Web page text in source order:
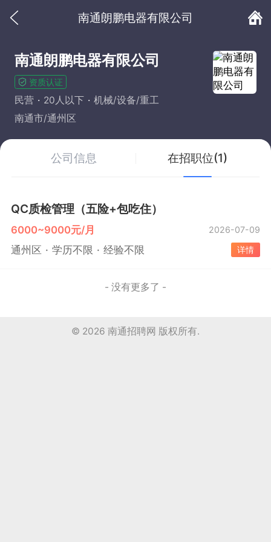
南通朗鹏电器有限公司
南通朗鹏电器有限公司
资质认证
民营 20人以下
机械/设备/重工
南通市/通州区
公司信息 在招职位(1)
QC质检管理（五险+包吃住）
6000~9000元/月 2026-07-09
通州区 学历不限 经验不限 详情
- 没有更多了 -
© 2026 南通招聘网 版权所有.